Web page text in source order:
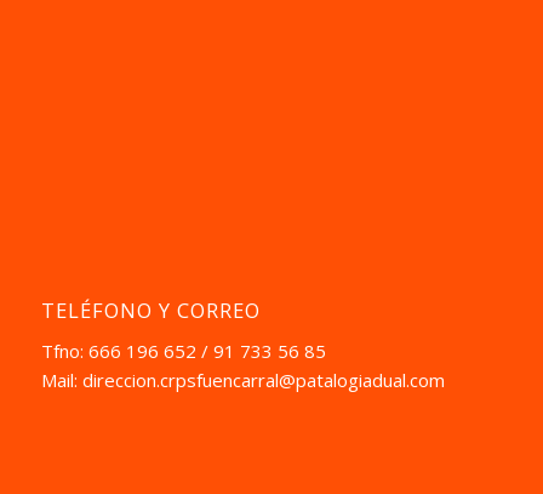
TELÉFONO Y CORREO
Tfno: 666 196 652 / 91 733 56 85
Mail: direccion.crpsfuencarral@patalogiadual.com